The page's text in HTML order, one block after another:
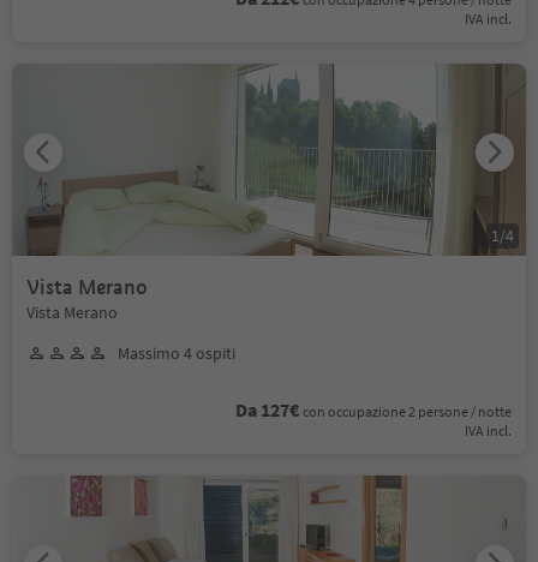
IVA incl.
Vista Merano
Vista Merano
Massimo 4 ospiti
Da 127€ con occupazione 2 persone / notte
IVA incl.
1 /4